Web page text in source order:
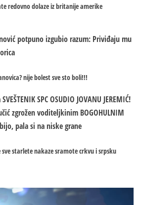
redovno dolaze iz britanije amerike
potpuno izgubio razum: Priviđaju mu
nije bolest sve sto boli!!!
SVEŠTENIK SPC OSUDIO JOVANU JEREMIĆ!
zgrožen voditeljkinim BOGOHULNIM
pala si na niske grane
sve starlete nakaze sramote crkvu i srpsku